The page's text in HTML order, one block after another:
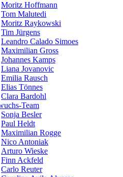
Moritz Hoffmann
Tom Malutedi
Moritz Raykowski
Tim Jürgens
Leandro Calado Simoes
Maximilian Gross
Johannes Kamps
Liana Jovanovic
Emilia Rausch
Elias Tönnes
Clara Bardohl
Team
Sonja Besler
Paul Heldt
Maximilian Rogge
Nico Antoniak
Arturo Wieske
Finn Ackfeld
Carlo Reuter